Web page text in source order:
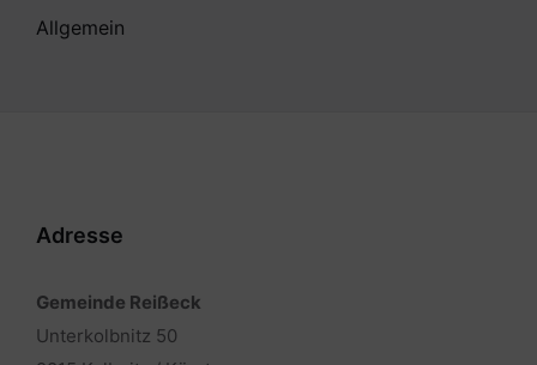
Allgemein
Adresse
Gemeinde Reißeck
Unterkolbnitz 50